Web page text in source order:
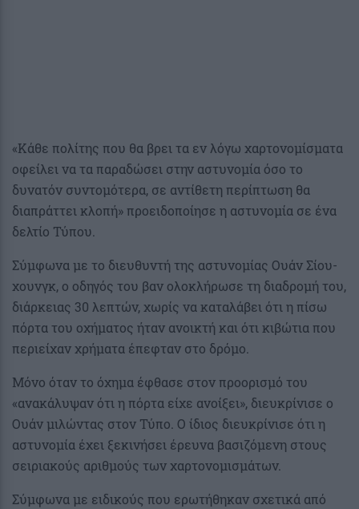
«Κάθε πολίτης που θα βρει τα εν λόγω χαρτονομίσματα
οφείλει να τα παραδώσει στην αστυνομία όσο το
δυνατόν συντομότερα, σε αντίθετη περίπτωση θα
διαπράττει κλοπή» προειδοποίησε η αστυνομία σε ένα
δελτίο Τύπου.
Σύμφωνα με το διευθυντή της αστυνομίας Ουάν Σίου-
χουνγκ, ο οδηγός του βαν ολοκλήρωσε τη διαδρομή του,
διάρκειας 30 λεπτών, χωρίς να καταλάβει ότι η πίσω
πόρτα του οχήματος ήταν ανοικτή και ότι κιβώτια που
περιείχαν χρήματα έπεφταν στο δρόμο.
Μόνο όταν το όχημα έφθασε στον προορισμό του
«ανακάλυψαν ότι η πόρτα είχε ανοίξει», διευκρίνισε ο
Ουάν μιλώντας στον Τύπο. Ο ίδιος διευκρίνισε ότι η
αστυνομία έχει ξεκινήσει έρευνα βασιζόμενη στους
σειριακούς αριθμούς των χαρτονομισμάτων.
Σύμφωνα με ειδικούς που ερωτήθηκαν σχετικά από